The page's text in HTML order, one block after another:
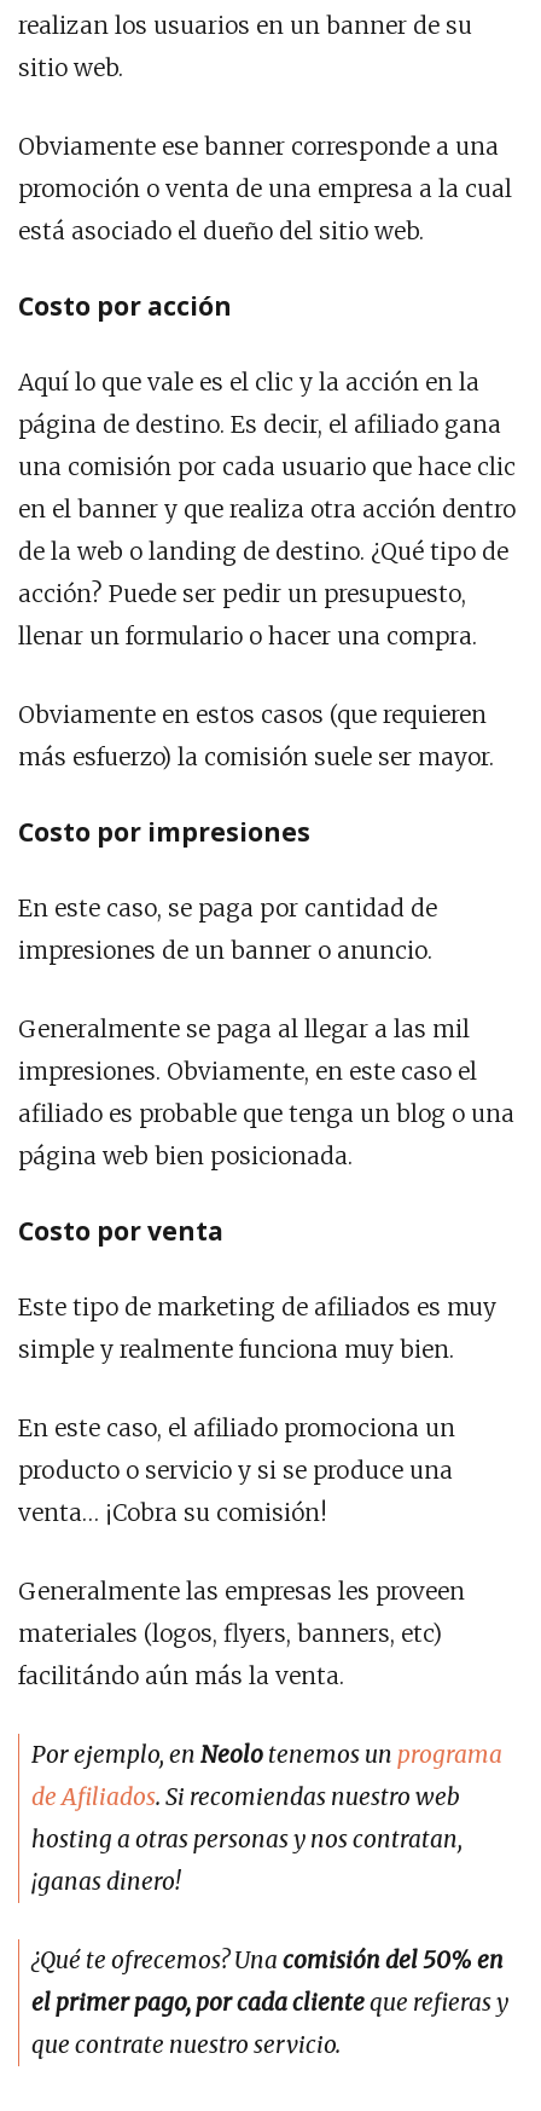
realizan los usuarios en un banner de su
sitio web.
Obviamente ese banner corresponde a una
promoción o venta de una empresa a la cual
está asociado el dueño del sitio web.
Costo por acción
Aquí lo que vale es el clic y la acción en la
página de destino. Es decir, el afiliado gana
una comisión por cada usuario que hace clic
en el banner y que realiza otra acción dentro
de la web o landing de destino. ¿Qué tipo de
acción? Puede ser pedir un presupuesto,
llenar un formulario o hacer una compra.
Obviamente en estos casos (que requieren
más esfuerzo) la comisión suele ser mayor.
Costo por impresiones
En este caso, se paga por cantidad de
impresiones de un banner o anuncio.
Generalmente se paga al llegar a las mil
impresiones. Obviamente, en este caso el
afiliado es probable que tenga un blog o una
página web bien posicionada.
Costo por venta
Este tipo de marketing de afiliados es muy
simple y realmente funciona muy bien.
En este caso, el afiliado promociona un
producto o servicio y si se produce una
venta… ¡Cobra su comisión!
Generalmente las empresas les proveen
materiales (logos, flyers, banners, etc)
facilitándo aún más la venta.
Por ejemplo, en Neolo tenemos un programa
de Afiliados. Si recomiendas nuestro web
hosting a otras personas y nos contratan,
¡ganas dinero!
¿Qué te ofrecemos? Una comisión del 50% en
el primer pago, por cada clienteque refieras y
que contrate nuestro servicio.